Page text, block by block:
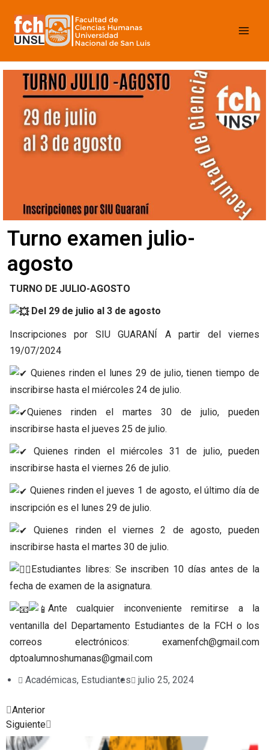
contenido
Turno examen julio-
agosto
TURNO DE JULIO-AGOSTO
Del 29 de julio al 3 de agosto
Inscripciones por SIU GUARANÍ A partir del viernes
19/07/2024
Quienes rinden el lunes 29 de julio, tienen tiempo de
inscribirse hasta el miércoles 24 de julio.
Quienes rinden el martes 30 de julio, pueden
inscribirse hasta el jueves 25 de julio.
Quienes rinden el miércoles 31 de julio, pueden
inscribirse hasta el viernes 26 de julio.
Quienes rinden el jueves 1 de agosto, el último día de
inscripción es el lunes 29 de julio.
Quienes rinden el viernes 2 de agosto, pueden
inscribirse hasta el martes 30 de julio.
Estudiantes libres: Se inscriben 10 días antes de la
fecha de examen de la asignatura.
Ante cualquier inconveniente remitirse a la
ventanilla del Departamento Estudiantes de la FCH o los
correos electrónicos: examenfch@gmail.com
dptoalumnoshumanas@gmail.com
Académicas, Estudiantes julio 25, 2024
Prev
Anterior
Siguiente
Posted
PostedPosted
Posted
Posted
Posted
Posted